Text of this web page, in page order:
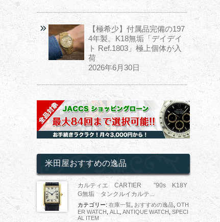
【極希少】付属品完備の197
4年製。K18無垢「デイデイ
ト Ref.1803」極上個体が入
荷
2026年6月30日
米田屋おすすめの逸品
カルティエ CARTIER ”90s K18Y
G無垢 タンクルイカルテ...
カテゴリー: 在庫一覧 おすすめの逸品, OTH
ER WATCH, ALL ANTIQUE WATCH ,SPECI
AL ITEM